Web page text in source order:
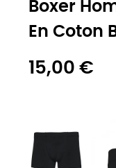
Boxer
En Coton
15,00 €